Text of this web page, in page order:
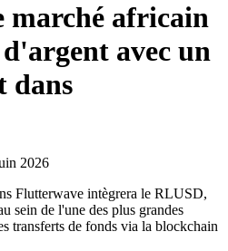
marché africain
avec un
dans
2026
Flutterwave intègrera le RLUSD,
sein de l'une des plus grandes
transferts de fonds via la blockchain